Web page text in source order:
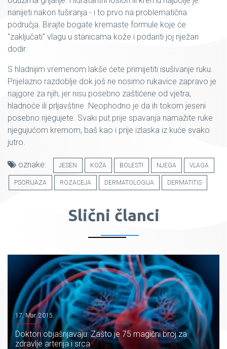
nanijeti nakon tuširanja - i to prvo na problematična
područja. Birajte bogate kremaste formule koje će
"zaključati" vlagu u stanicama kože i podariti joj nježan
dodir.
S hladnijim vremenom lakše ćete primijetiti isušivanje ruku.
Prijelazno razdoblje dok još ne nosimo rukavice zapravo je
najgore za njih, jer nisu posebno zaštićene od vjetra,
hladnoće ili prljavštine. Neophodno je da ih tokom jeseni
posebno njegujete. Svaki put prije spavanja namažite ruke
njegujućom kremom, baš kao i prije izlaska iz kuće svako
jutro.
oznake: JESEN KOŽA BOLESTI NJEGA VLAGA
PSORIJAZA ROZACEJA DERMATOLOGIJA DERMATITIS
Slični članci
17. Mar. 2015.
Doktori objašnjavaju: Zašto je 75 magični broj za
zdravlje arterija i srca